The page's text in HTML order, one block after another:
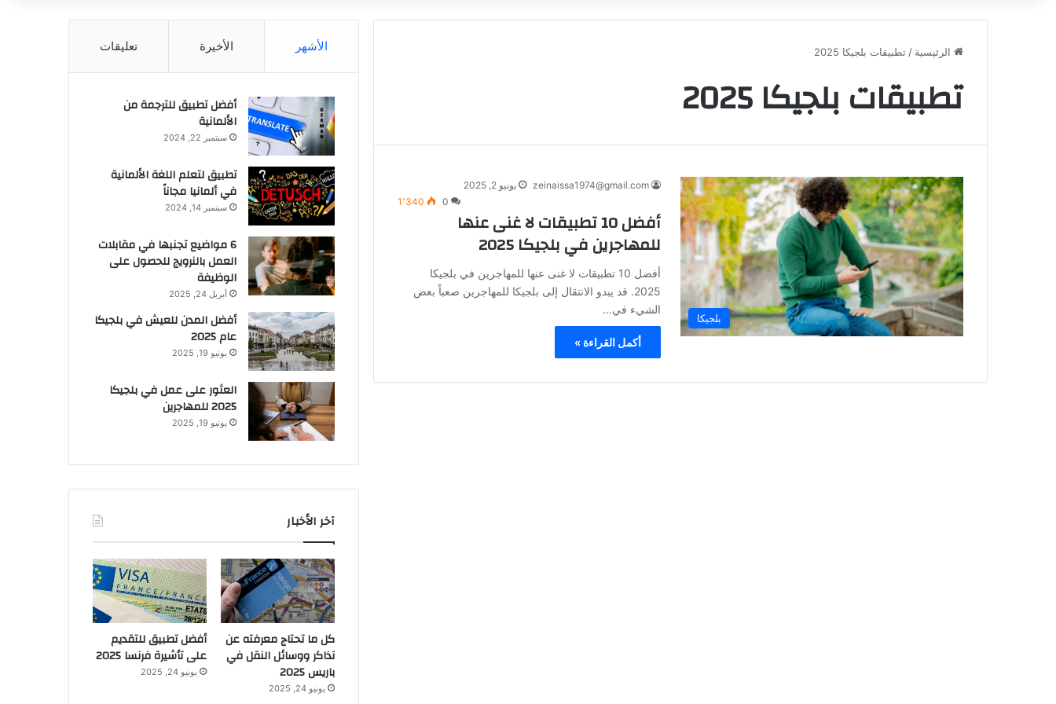
الرئيسية / تطبيقات بلجيكا 2025
تطبيقات بلجيكا 2025
بلجيكا
zeinaissa1974@gmail.com
يونيو 2, 2025
0
1٬340
أفضل 10 تطبيقات لا غنى عنها
للمهاجرين في بلجيكا 2025
أفضل 10 تطبيقات لا غنى عنها للمهاجرين في بلجيكا
2025. قد يبدو الانتقال إلى بلجيكا للمهاجرين صعباً بعض
الشيء في…
أكمل القراءة »
الأشهر الأخيرة تعليقات
أفضل تطبيق للترجمة من
الألمانية
سبتمبر 22, 2024
تطبيق لتعلم اللغة الألمانية
في ألمانيا مجاناً
سبتمبر 14, 2024
6 مواضيع تجنبها في مقابلات
العمل بالنرويج للحصول على
الوظيفة
أبريل 24, 2025
أفضل المدن للعيش في بلجيكا
عام 2025
يونيو 19, 2025
العثور على عمل في بلجيكا
2025 للمهاجرين
يونيو 19, 2025
آخر الأخبار
كل ما تحتاج معرفته عن
تذاكر ووسائل النقل في
باريس 2025
يونيو 24, 2025
أفضل تطبيق للتقديم
على تأشيرة فرنسا 2025
يونيو 24, 2025